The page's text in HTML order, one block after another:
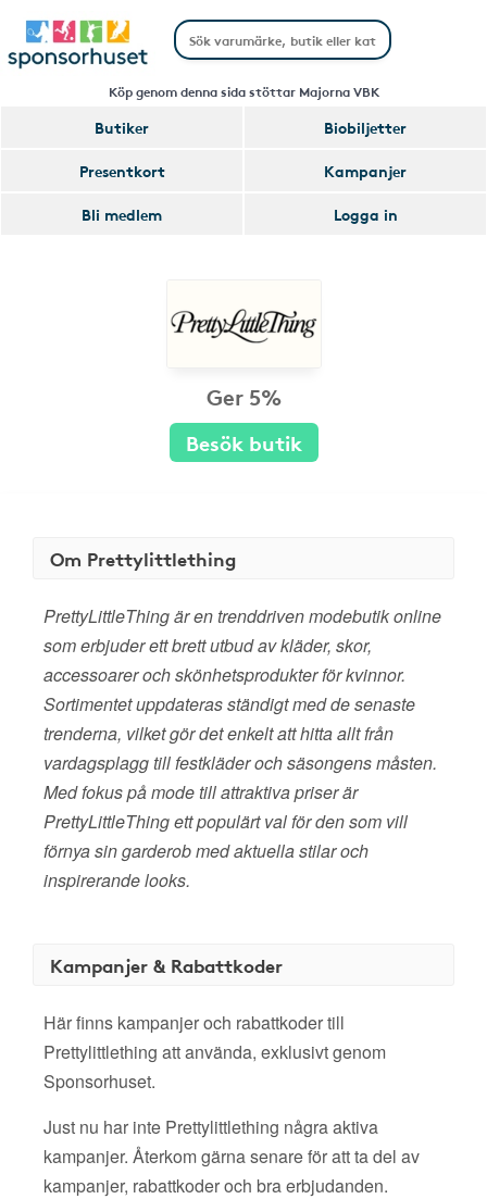
Köp genom denna sida stöttar Majorna VBK
Butiker
Biobiljetter
Presentkort
Kampanjer
Bli medlem
Logga in
Ger 5%
Besök butik
Om Prettylittlething
PrettyLittleThing är en trenddriven modebutik online
som erbjuder ett brett utbud av kläder, skor,
accessoarer och skönhetsprodukter för kvinnor.
Sortimentet uppdateras ständigt med de senaste
trenderna, vilket gör det enkelt att hitta allt från
vardagsplagg till festkläder och säsongens måsten.
Med fokus på mode till attraktiva priser är
PrettyLittleThing ett populärt val för den som vill
förnya sin garderob med aktuella stilar och
inspirerande looks.
Kampanjer & Rabattkoder
Här finns kampanjer och rabattkoder till
Prettylittlething att använda, exklusivt genom
Sponsorhuset.
Just nu har inte Prettylittlething några aktiva
kampanjer. Återkom gärna senare för att ta del av
kampanjer, rabattkoder och bra erbjudanden.